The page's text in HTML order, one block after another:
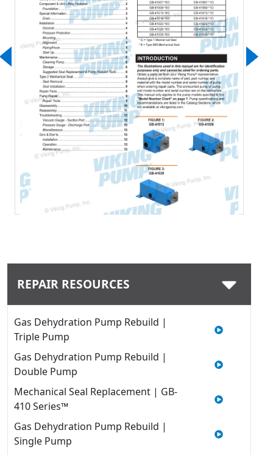
REPAIR RESOURCES
Gas Dehydration Pump Rebuild |
Triple Pump
Gas Dehydration Pump Rebuild |
Double Pump
Mechanical Seal Replacement | GB-
410 Series™
Gas Dehydration Pump Rebuild |
Single Pump